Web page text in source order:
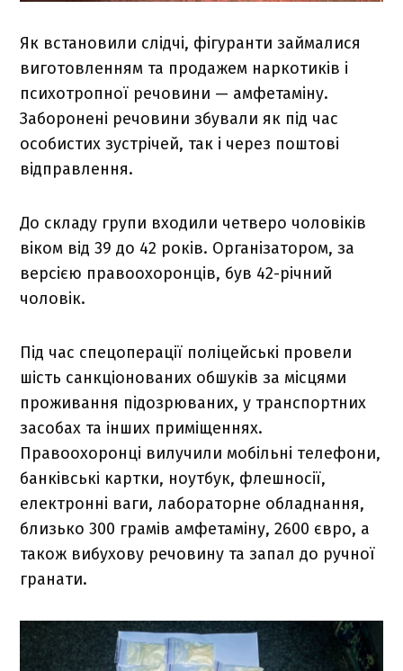
Як встановили слідчі, фігуранти займалися
виготовленням та продажем наркотиків і
психотропної речовини — амфетаміну.
Заборонені речовини збували як під час
особистих зустрічей, так і через поштові
відправлення.
До складу групи входили четверо чоловіків
віком від 39 до 42 років. Організатором, за
версією правоохоронців, був 42-річний
чоловік.
Під час спецоперації поліцейські провели
шість санкціонованих обшуків за місцями
проживання підозрюваних, у транспортних
засобах та інших приміщеннях.
Правоохоронці вилучили мобільні телефони,
банківські картки, ноутбук, флешносії,
електронні ваги, лабораторне обладнання,
близько 300 грамів амфетаміну, 2600 євро, а
також вибухову речовину та запал до ручної
гранати.